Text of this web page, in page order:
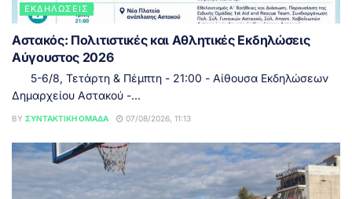
ΕΚΔΗΛΏΣΕΙΣ
Αστακός: Πολιτιστικές και Αθλητικές Εκδηλώσεις
Αύγουστος 2026
5-6/8, Τετάρτη & Πέμπτη - 21:00 - Αίθουσα Εκδηλώσεων
Δημαρχείου Αστακού -...
BY ΣΥΝΤΑΚΤΙΚΉ ΟΜΆΔΑ 07/08/2026, 11:13